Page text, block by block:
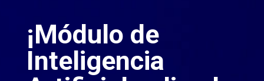
¡Módulo de
Inteligencia